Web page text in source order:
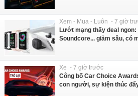
Xem - Mua - Luôn - 7 giờ
Lướt mạng thấy deal ngon:
Soundcore... giảm sâu, có
Xe - 7 giờ trước
Công bố Car Choice
con người, sự kiện thúc